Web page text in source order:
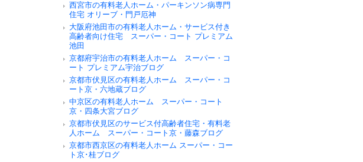
西宮市の有料老人ホーム・パーキンソン病専門
住宅 オリーブ・門戸厄神
大阪府池田市の有料老人ホーム・サービス付き
高齢者向け住宅 スーパー・コート プレミアム
池田
京都府宇治市の有料老人ホーム スーパー・コ
ート プレミアム宇治ブログ
京都市伏見区の有料老人ホーム スーパー・コ
ート京・六地蔵ブログ
中京区の有料老人ホーム スーパー・コート
京・四条大宮ブログ
京都市伏見区のサービス付高齢者住宅・有料老
人ホーム スーパー・コート京・藤森ブログ
京都市西京区の有料老人ホーム スーパー・コー
ト京･桂ブログ